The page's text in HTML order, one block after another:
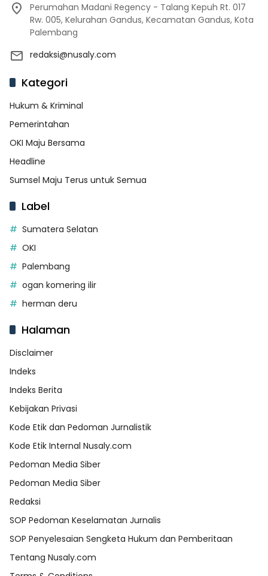
Perumahan Madani Regency - Talang Kepuh Rt. 017
Rw. 005, Kelurahan Gandus, Kecamatan Gandus, Kota
Palembang
redaksi@nusaly.com
Kategori
Hukum & Kriminal
Pemerintahan
OKI Maju Bersama
Headline
Sumsel Maju Terus untuk Semua
Label
Sumatera Selatan
OKI
Palembang
ogan komering ilir
herman deru
Halaman
Disclaimer
Indeks
Indeks Berita
Kebijakan Privasi
Kode Etik dan Pedoman Jurnalistik
Kode Etik Internal Nusaly.com
Pedoman Media Siber
Pedoman Media Siber
Redaksi
SOP Pedoman Keselamatan Jurnalis
SOP Penyelesaian Sengketa Hukum dan Pemberitaan
Tentang Nusaly.com